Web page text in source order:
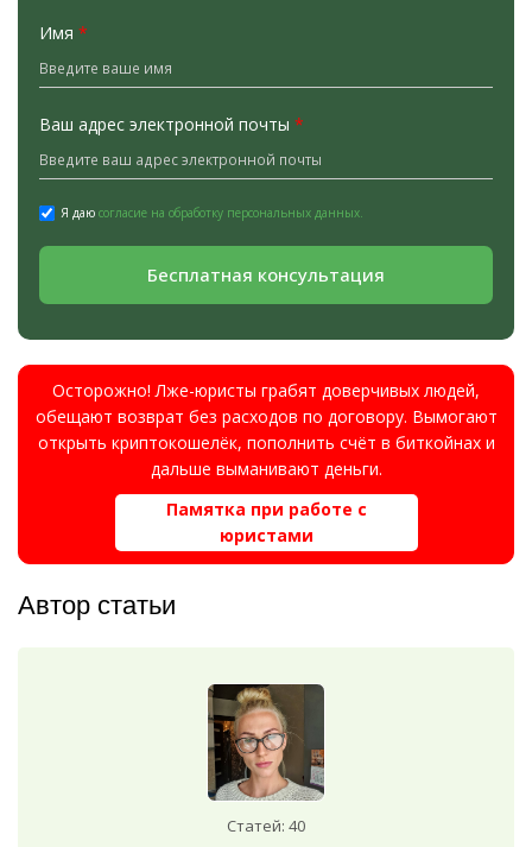
Имя *
Ваш адрес электронной почты *
Я даю согласие на обработку персональных данных.
Бесплатная консультация
Осторожно! Лже-юристы грабят доверчивых людей,
обещают возврат без расходов по договору. Вымогают
открыть криптокошелёк, пополнить счёт в биткойнах и
дальше выманивают деньги.
Памятка при работе с
юристами
Автор статьи
Статей: 40